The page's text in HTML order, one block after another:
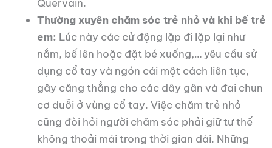
Quervain.
Thường xuyên chăm sóc trẻ nhỏ và khi bế trẻ
em: Lúc này các cử động lặp đi lặp lại như
nắm, bế lên hoặc đặt bé xuống,… yêu cầu sử
dụng cổ tay và ngón cái một cách liên tục,
gây căng thẳng cho các dây gân và đai chun
cơ duỗi ở vùng cổ tay. Việc chăm trẻ nhỏ
cũng đòi hỏi người chăm sóc phải giữ tư thế
không thoải mái trong thời gian dài. Những